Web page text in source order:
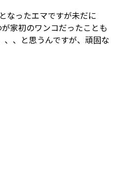
なったエマですが未だに
家初のワンコだったことも
、と思うんですが、頑固な